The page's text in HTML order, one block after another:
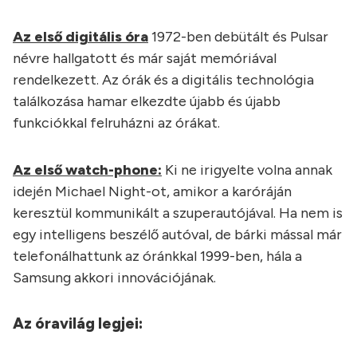
Az első digitális óra1972-ben debütált és Pulsar
névre hallgatott és már saját memóriával
rendelkezett. Az órák és a digitális technológia
találkozása hamar elkezdte újabb és újabb
funkciókkal felruházni az órákat.
Az első watch-phone: Ki ne irigyelte volna annak
idején Michael Night-ot, amikor a karóráján
keresztül kommunikált a szuperautójával. Ha nem is
egy intelligens beszélő autóval, de bárki mással már
telefonálhattunk az óránkkal 1999-ben, hála a
Samsung akkori innovációjának.
Az óravilág legjei: